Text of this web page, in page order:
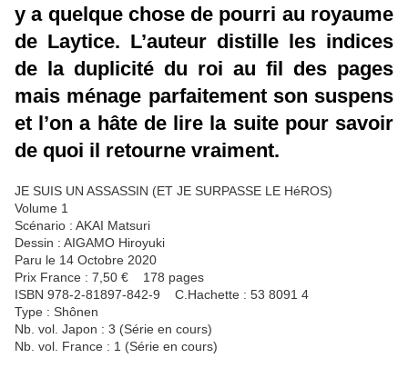
y a quelque chose de pourri au royaume
de Laytice. L’auteur distille les indices
de la duplicité du roi au fil des pages
mais ménage parfaitement son suspens
et l’on a hâte de lire la suite pour savoir
de quoi il retourne vraiment.
JE SUIS UN ASSASSIN (ET JE SURPASSE LE HéROS)
Volume 1
Scénario : AKAI Matsuri
Dessin : AIGAMO Hiroyuki
Paru le 14 Octobre 2020
Prix France : 7,50 € 178 pages
ISBN 978-2-81897-842-9 C.Hachette : 53 8091 4
Type : Shônen
Nb. vol. Japon : 3 (Série en cours)
Nb. vol. France : 1 (Série en cours)